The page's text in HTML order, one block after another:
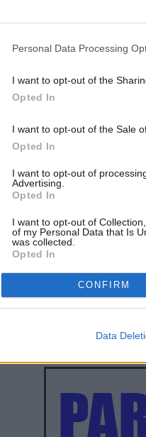
Personal Data Processing
I want to opt-out of the
Opted In
I want to opt-out of the Sale
Opted In
I want to opt-out of
Advertising.
Opted In
I want to opt-out of
of my Personal Data that Is
was collected.
Opted In
CONFIRM
Data
sono mosse in ordine
il periodo di validità
facoltative che possono
escludono la possibilità degli
tali offerte.
Romagna a far valere i
ha attivato uno specifico
ore 17 al numero 89349966,
di indennizzi.